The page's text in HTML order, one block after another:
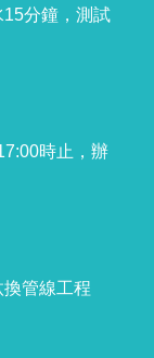
分鐘，測試
時止，辦
管線工程